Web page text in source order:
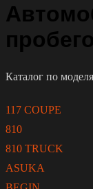
Каталог по
117 COUPE
810
810 TRUCK
ASUKA